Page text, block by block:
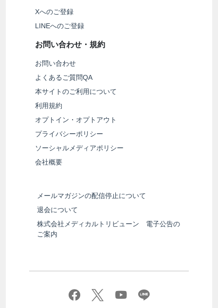
Xへのご登録
LINEへのご登録
お問い合わせ・規約
お問い合わせ
よくあるご質問QA
本サイトのご利用について
利用規約
オプトイン・オプトアウト
プライバシーポリシー
ソーシャルメディアポリシー
会社概要
メールマガジンの配信停止について
退会について
株式会社メディカルトリビューン 電子公告の
ご案内